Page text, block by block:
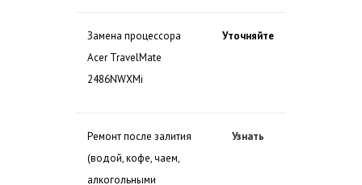
Замена процессора
Acer TravelMate
2486NWXMi
Уточняйте
Ремонт после залития
(водой, кофе, чаем,
алкогольными
Узнать